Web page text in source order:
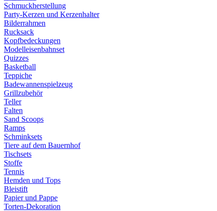
Schmuckherstellung
Party-Kerzen und Kerzenhalter
Bilderrahmen
Rucksack
Kopfbedeckungen
Modelleisenbahnset
Quizzes
Basketball
Teppiche
Badewannenspielzeug
Grillzubehör
Teller
Falten
Sand Scoops
Ramps
Schminksets
Tiere auf dem Bauernhof
Tischsets
Stoffe
Tennis
Hemden und Tops
Bleistift
Papier und Pappe
Torten-Dekoration